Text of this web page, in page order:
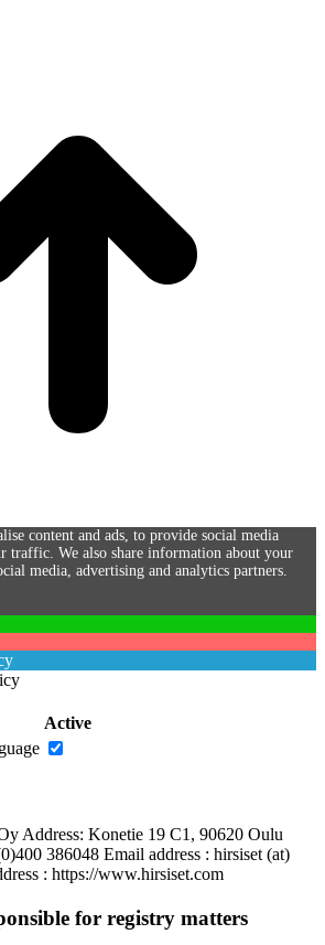
content and ads, to provide social media
traffic. We also share information about your
media, advertising and analytics partners.
Active
Address: Konetie 19 C1, 90620 Oulu
386048 Email address : hirsiset (at)
: https://www.hirsiset.com
for registry matters